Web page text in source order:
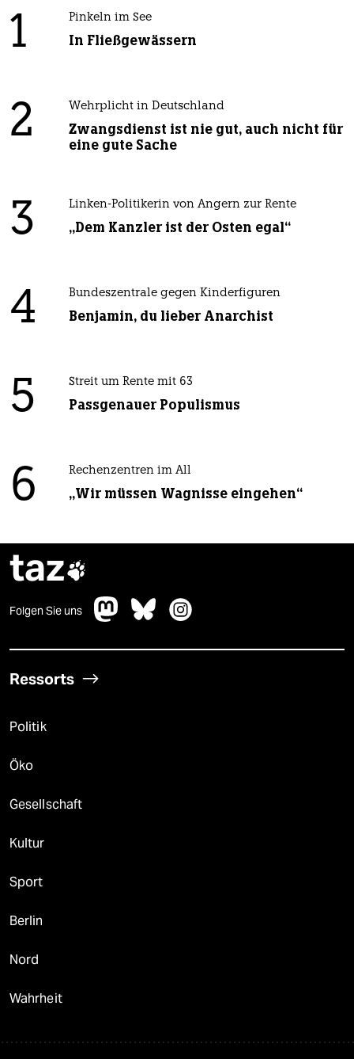
1 Pinkeln im See
In Fließgewässern
2 Wehrplicht in Deutschland
Zwangsdienst ist nie gut, auch nicht für
eine gute Sache
3 Linken-Politikerin von Angern zur Rente
„Dem Kanzler ist der Osten egal“
4 Bundeszentrale gegen Kinderfiguren
Benjamin, du lieber Anarchist
5 Streit um Rente mit 63
Passgenauer Populismus
6 Rechenzentren im All
„Wir müssen Wagnisse eingehen“
taz
Folgen Sie uns
Ressorts
Politik
Öko
Gesellschaft
Kultur
Sport
Berlin
Nord
Wahrheit